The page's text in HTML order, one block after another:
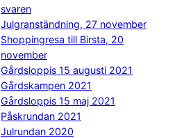
svaren
Julgranständning, 27 november
Shoppingresa till Birsta, 20
november
Gårdsloppis 15 augusti 2021
Gårdskampen 2021
Gårdsloppis 15 maj 2021
Påskrundan 2021
Julrundan 2020